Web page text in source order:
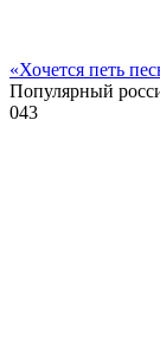
«Хочется петь
Популярный
043